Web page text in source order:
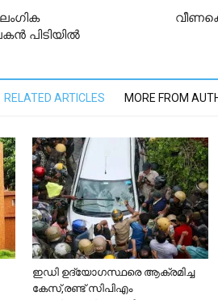
പിടിയില്‍
RELATED ARTICLES MORE FROM
ഇഡി ഉദ്യോഗസ്ഥരെ ആക്രമിച്ച
കേസ്,രണ്ട് സിപിഎം